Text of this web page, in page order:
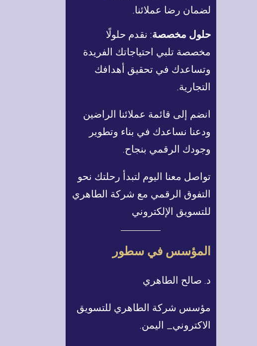
لضمان رضا عملائنا.
حلول مخصصة: نقدم حلولًا
مخصصة تلبي احتياجاتك الفريدة
وتساعدك في تحقيق أهدافك
التجارية.
انضم إلى قائمة عملائنا الراضين
ودعنا نساعدك في بناء وتطوير
وجودك الرقمي بنجاح.
تواصل معنا اليوم لتبدأ رحلتك نحو
التفوق الرقمي مع شركة الطاهري
للتسويق الإلكتروني
المؤسس في سطور
د. صالح الطاهري
مؤسس شركة الطاهري للتسويق
الاكتروني_ اليمن.